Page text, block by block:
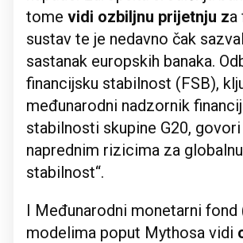
tome vidi ozbiljnu prijetnju za
sustav te je nedavno čak
sastanak europskih banaka.
financijsku stabilnost (FSB),
međunarodni nadzornik
stabilnosti skupine G20,
naprednim rizicima za
stabilnost“.
I Međunarodni monetarni fond
modelima poput Mythosa vidi